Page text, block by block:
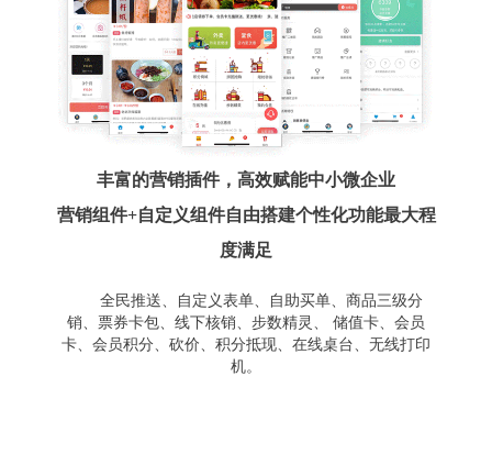
丰富的营销插件，高效赋能中小微企业
营销组件+自定义组件自由搭建个性化功能最大程
度满足
全民推送、自定义表单、自助买单、商品三级分
销、票券卡包、线下核销、步数精灵、 储值卡、会员
卡、会员积分、砍价、积分抵现、在线桌台、无线打印
机。